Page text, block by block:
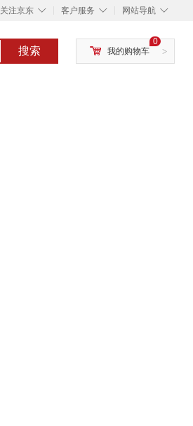
◇
关注京东 ◇
客户服务 ◇
网站导航
搜索 >
0
我的购物车